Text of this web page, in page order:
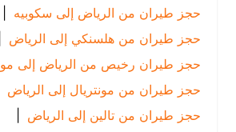
حجز طيران من الرياض إلى سكوبيه |
حجز طيران من هلسنكي إلى الرياض
|
حجز طيران رخيص من الرياض إلى مونتريال
حجز طيران من مونتريال إلى الرياض
|
حجز طيران من تالين إلى الرياض
|